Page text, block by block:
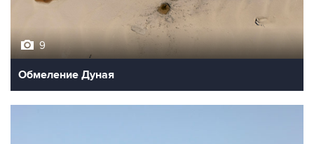
Обмеление Дуная